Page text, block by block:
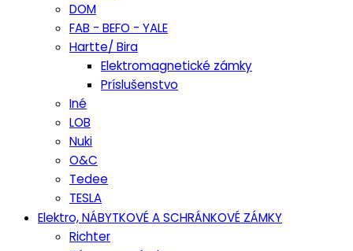
DOM
FAB - BEFO - YALE
Hartte/ Bira
Elektromagnetické zámky
Príslušenstvo
Iné
LOB
Nuki
O&C
Tedee
TESLA
Elektro, NÁBYTKOVÉ A SCHRÁNKOVÉ ZÁMKY
Richter